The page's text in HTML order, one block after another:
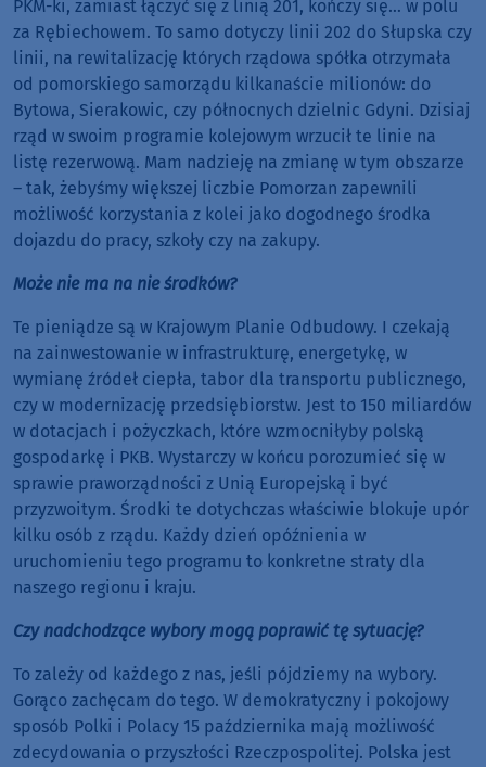
PKM-ki, zamiast łączyć się z linią 201, kończy się… w polu
za Rębiechowem. To samo dotyczy linii 202 do Słupska czy
linii, na rewitalizację których rządowa spółka otrzymała
od pomorskiego samorządu kilkanaście milionów: do
Bytowa, Sierakowic, czy północnych dzielnic Gdyni. Dzisiaj
rząd w swoim programie kolejowym wrzucił te linie na
listę rezerwową. Mam nadzieję na zmianę w tym obszarze
– tak, żebyśmy większej liczbie Pomorzan zapewnili
możliwość korzystania z kolei jako dogodnego środka
dojazdu do pracy, szkoły czy na zakupy.
Może nie ma na nie środków?
Te pieniądze są w Krajowym Planie Odbudowy. I czekają
na zainwestowanie w infrastrukturę, energetykę, w
wymianę źródeł ciepła, tabor dla transportu publicznego,
czy w modernizację przedsiębiorstw. Jest to 150 miliardów
w dotacjach i pożyczkach, które wzmocniłyby polską
gospodarkę i PKB. Wystarczy w końcu porozumieć się w
sprawie praworządności z Unią Europejską i być
przyzwoitym. Środki te dotychczas właściwie blokuje upór
kilku osób z rządu. Każdy dzień opóźnienia w
uruchomieniu tego programu to konkretne straty dla
naszego regionu i kraju.
Czy nadchodzące wybory mogą poprawić tę sytuację?
To zależy od każdego z nas, jeśli pójdziemy na wybory.
Gorąco zachęcam do tego. W demokratyczny i pokojowy
sposób Polki i Polacy 15 października mają możliwość
zdecydowania o przyszłości Rzeczpospolitej. Polska jest